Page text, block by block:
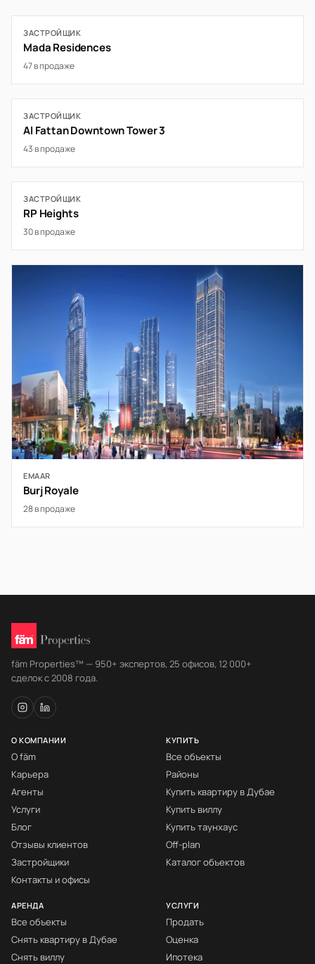
ЗАСТРОЙЩИК
Mada Residences
47 в продаже
ЗАСТРОЙЩИК
Al Fattan Downtown Tower 3
43 в продаже
ЗАСТРОЙЩИК
RP Heights
30 в продаже
EMAAR
Burj Royale
28 в продаже
fäm Properties™ — 950+ экспертов, 25 офисов, 12 000+
сделок с 2008 года.
О КОМПАНИИ
О fäm
Карьера
Агенты
Услуги
Блог
Отзывы клиентов
Застройщики
Контакты и офисы
КУПИТЬ
Все объекты
Районы
Купить квартиру в Дубае
Купить виллу
Купить таунхаус
Off-plan
Каталог объектов
АРЕНДА
Все объекты
Снять квартиру в Дубае
Снять виллу
УСЛУГИ
Продать
Оценка
Ипотека